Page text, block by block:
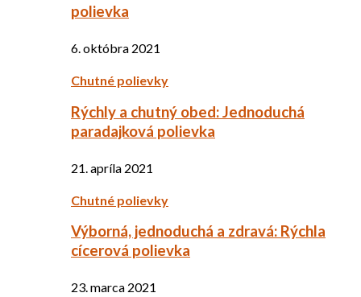
polievka
6. októbra 2021
Chutné polievky
Rýchly a chutný obed: Jednoduchá
paradajková polievka
21. apríla 2021
Chutné polievky
Výborná, jednoduchá a zdravá: Rýchla
cícerová polievka
23. marca 2021